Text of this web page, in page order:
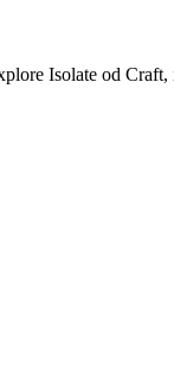
Isolate od